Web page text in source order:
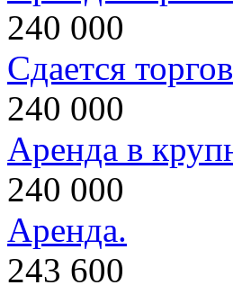
240 000
Сдается
240 000
Аренда в
240 000
Аренда.
243 600